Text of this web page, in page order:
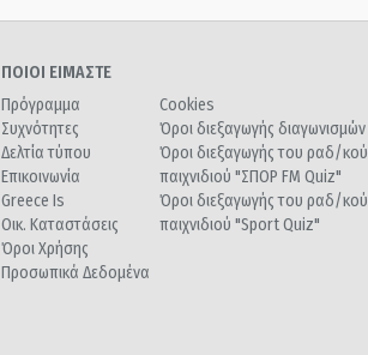
ΠΟΙΟΙ ΕΙΜΑΣΤΕ
Πρόγραμμα
Συχνότητες
Δελτία τύπου
Επικοινωνία
Greece Is
Οικ. Καταστάσεις
Όροι Χρήσης
Προσωπικά Δεδομένα
Cookies
Όροι διεξαγωγής διαγωνισμών
Όροι διεξαγωγής του ραδ/κού
παιχνιδιού "ΣΠΟΡ FM Quiz"
Όροι διεξαγωγής του ραδ/κού
παιχνιδιού "Sport Quiz"